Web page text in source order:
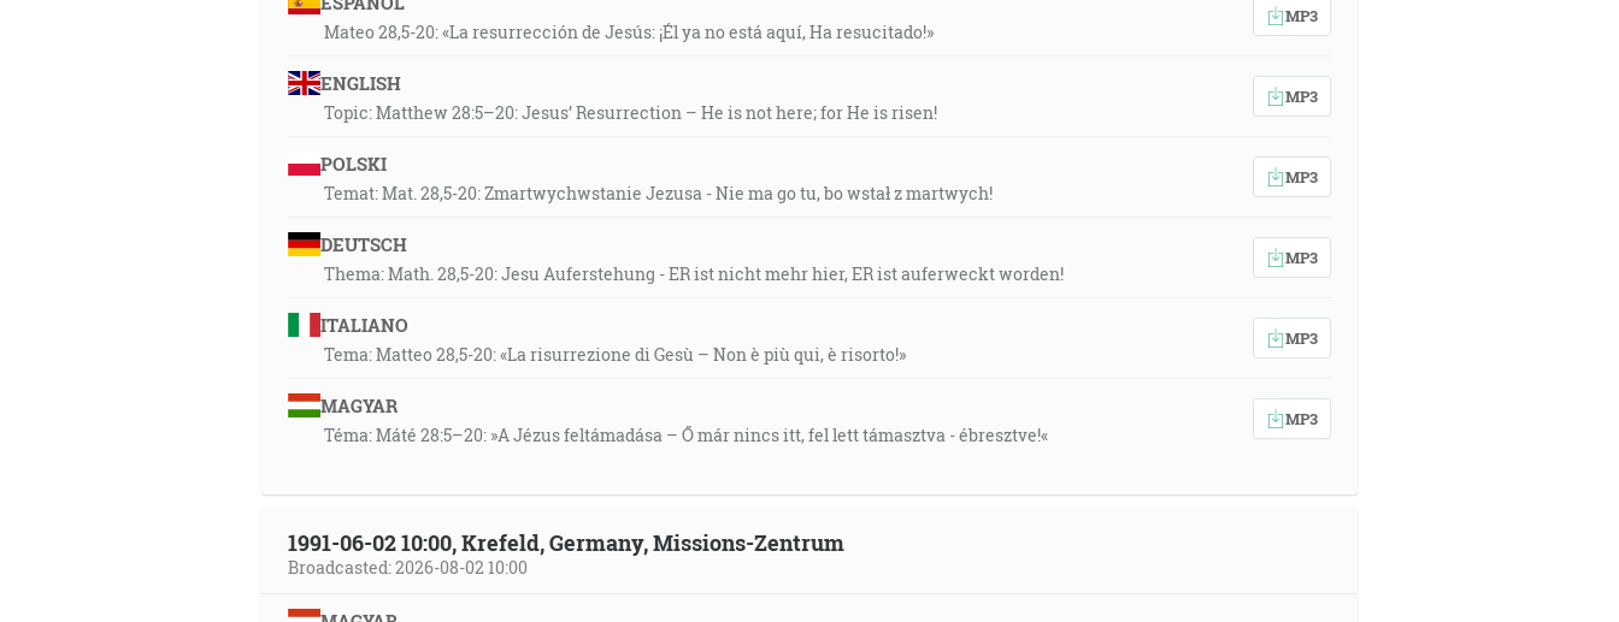
Mateo 28,5-20: «La resurrección de Jesús: ¡Él ya no está aquí, Ha resucitado!»
MP3
ENGLISH
Topic: Matthew 28:5–20: Jesus’ Resurrection – He is not here; for He is risen!
MP3
POLSKI
Temat: Mat. 28,5-20: Zmartwychwstanie Jezusa - Nie ma go tu, bo wstał z martwych!
MP3
DEUTSCH
Thema: Math. 28,5-20: Jesu Auferstehung - ER ist nicht mehr hier, ER ist auferweckt worden!
MP3
ITALIANO
Tema: Matteo 28,5-20: «La risurrezione di Gesù – Non è più qui, è risorto!»
MP3
MAGYAR
Téma: Máté 28:5–20: »A Jézus feltámadása – Ő már nincs itt, fel lett támasztva - ébresztve!«
MP3
1991-06-02 10:00, Krefeld, Germany, Missions-Zentrum
Broadcasted: 2026-08-02 10:00